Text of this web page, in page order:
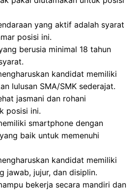
yang aktif adalah syarat
posisi ini.
berusia minimal 18 tahun
kandidat memiliki
lulusan SMA/SMK sederajat.
jasmani dan rohani
posisi ini.
smartphone dengan
baik untuk memenuhi
kandidat memiliki
jawab, jujur, dan disiplin.
bekerja secara mandiri dan